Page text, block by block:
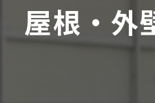
その他リフ
屋根・外